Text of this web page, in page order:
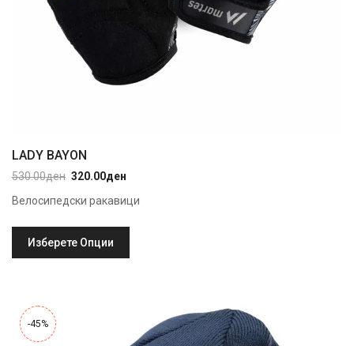
LADY BAYON
530.00ден
price
530.00ден.
320.00ден
price
320.00ден.
Велосипедски ракавици
Изберете Опции
-45%